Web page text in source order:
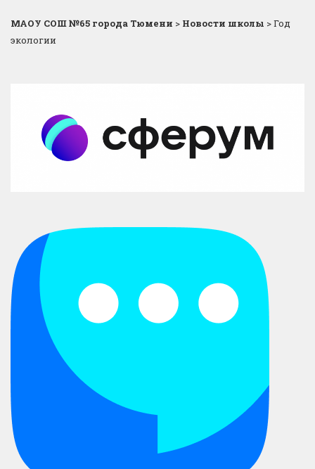
МАОУ СОШ №65 города Тюмени > Новости школы >Год
экологии